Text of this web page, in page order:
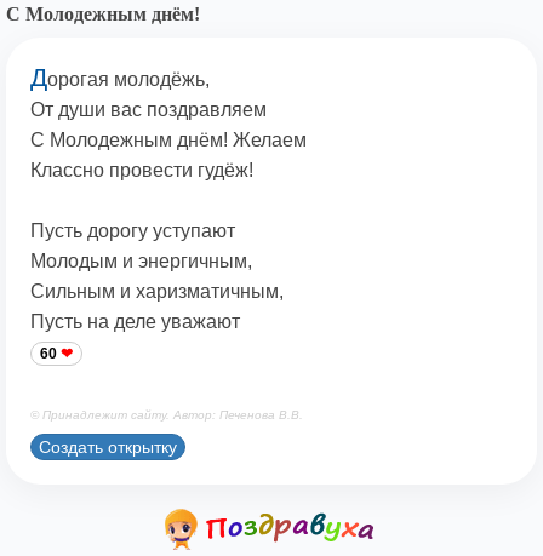
С Молодежным днём!
Дорогая молодёжь,
От души вас поздравляем
С Молодежным днём! Желаем
Классно провести гудёж!
Пусть дорогу уступают
Молодым и энергичным,
Сильным и харизматичным,
Пусть на деле уважают
60
© Принадлежит сайту. Автор: Печенова В.В.
Создать открытку